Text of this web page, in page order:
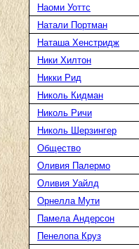
Наоми Уоттс
Натали Портман
Наташа Хенстридж
Ники Хилтон
Никки Рид
Николь Кидман
Николь Ричи
Николь Шерзингер
Общество
Оливия Палермо
Оливия Уайлд
Орнелла Мути
Памела Андерсон
Пенелопа Круз